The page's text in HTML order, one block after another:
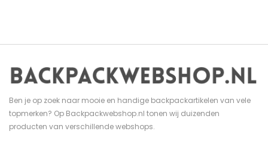
Ben je op zoek naar mooie en handige backpackartikelen van vele
topmerken? Op Backpackwebshop.nl tonen wij duizenden
producten van verschillende webshops.